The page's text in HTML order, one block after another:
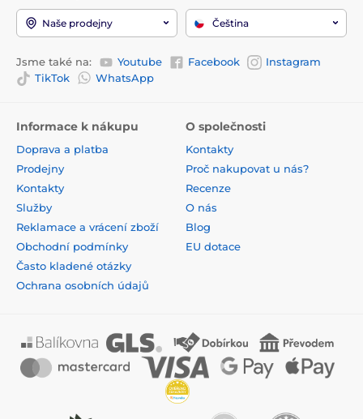
Naše prodejny Čeština
Jsme také na: Youtube Facebook
Instagram
TikTok
WhatsApp
Informace k nákupu
Doprava a platba
Prodejny
Kontakty
Služby
Reklamace a vrácení zboží
Obchodní podmínky
Často kladené otázky
Ochrana osobních údajů
O společnosti
Kontakty
Proč nakupovat u nás?
Recenze
O nás
Blog
EU dotace